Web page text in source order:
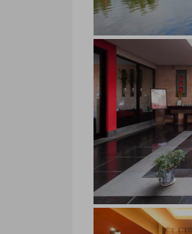
hôtel
hôtel Banyan
Ostré